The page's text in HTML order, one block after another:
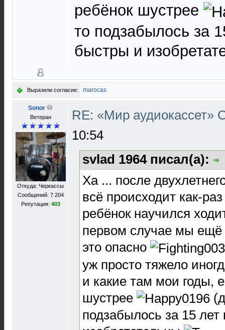
ребёнок шустрее
то подзабылось за
быстры и
Выразили согласие: marocas
Sonor
Ветеран
Откуда: Черкассы
Сообщений: 7 204
Репутация: 403
RE: «Мир аудиокассет»
10:54
svlad 1964 писал(а):
Ха ... после
всё происходит как-
ребёнок научился
первом случае мы ещё
это опасно
уж просто тяжело
и какие там мои годы,
шустрее
подзабылось за 15